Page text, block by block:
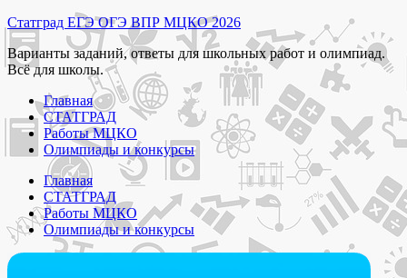
Перейти
к
содержимому
Статград ЕГЭ ОГЭ ВПР МЦКО 2026
Варианты заданий, ответы для школьных работ и олимпиад.
Всё для школы.
Главная
СТАТГРАД
Работы МЦКО
Олимпиады и конкурсы
Главная
СТАТГРАД
Работы МЦКО
Олимпиады и конкурсы